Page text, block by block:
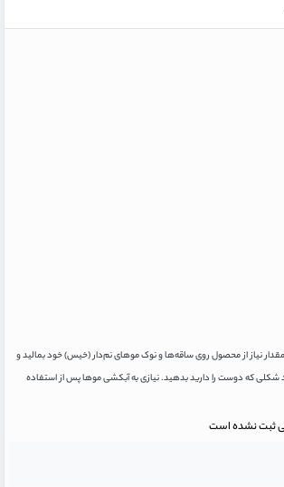
نیاز از محصول روی ساقه‌ها و نوک موهای نم‌دار (خیس) خود بمالید و
شکلی که دوست را دارید بدهید. نیازی به آبکشی موها پس از استفاده
ثبت نشده است